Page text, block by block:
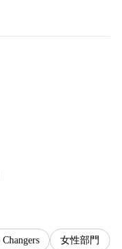
Changers 女性部門